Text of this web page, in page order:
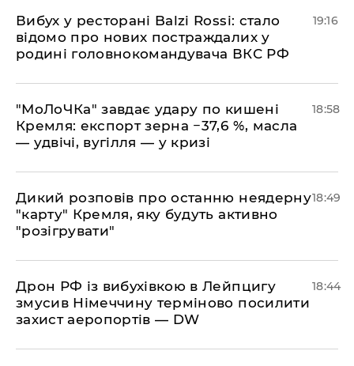
​Вибух у ресторані Balzi Rossi: стало
відомо про нових постраждалих у
родині головнокомандувача ВКС РФ
19:16
​"МоЛоЧКа" завдає удару по кишені
Кремля: експорт зерна −37,6 %, масла
— удвічі, вугілля — у кризі
18:58
​Дикий розповів про останню неядерну
"карту" Кремля, яку будуть активно
"розігрувати"
18:49
​Дрон РФ із вибухівкою в Лейпцигу
змусив Німеччину терміново посилити
захист аеропортів — DW
18:44